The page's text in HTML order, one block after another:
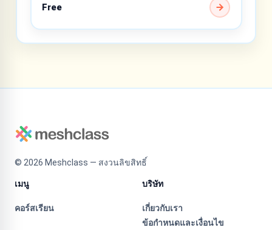
Free
© 2026 Meshclass — สงวนลิขสิทธิ์
เมนู
คอร์สเรียน
บริษัท
เกี่ยวกับเรา
ข้อกำหนดและเงื่อนไข